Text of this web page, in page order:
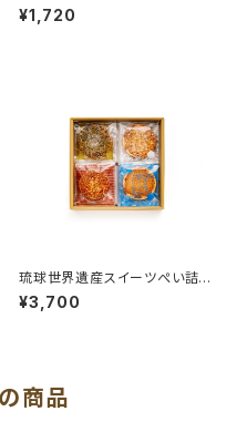
¥1,720
琉球世界遺産スイーツぺい詰め
合わせ
¥3,700
商品